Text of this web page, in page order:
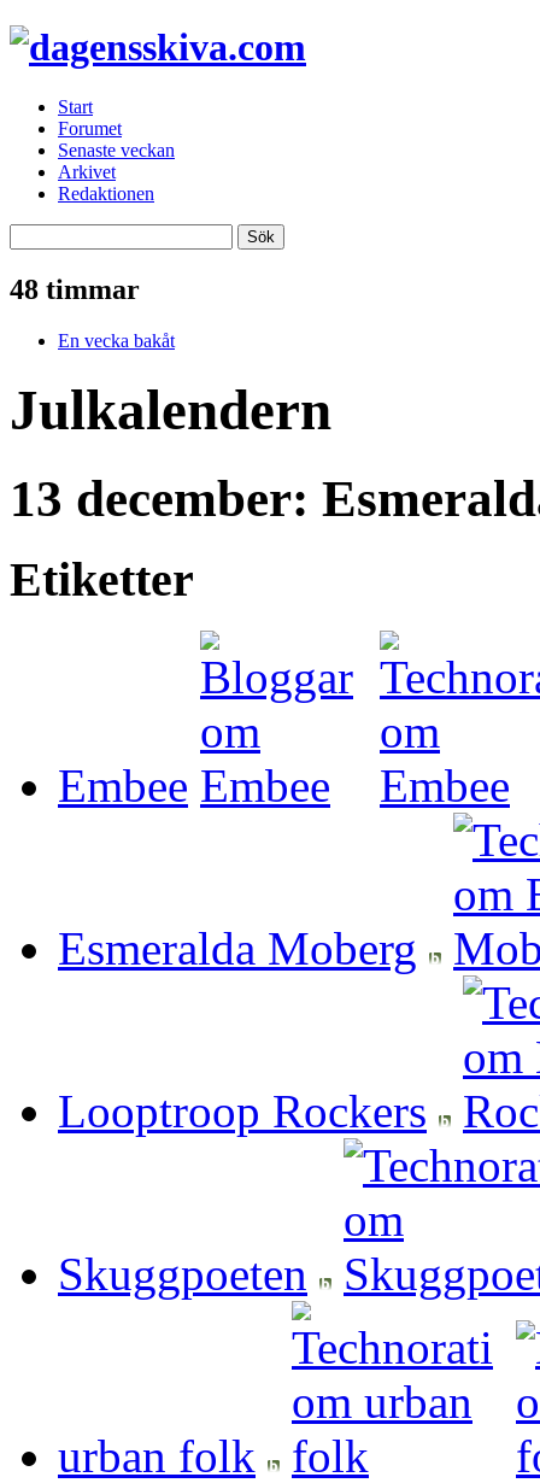
Start
Forumet
Senaste veckan
Arkivet
Redaktionen
48 timmar
En vecka bakåt
Julkalendern
13 december:
Etiketter
Embee
Esmeralda Moberg
Looptroop Rockers
Skuggpoeten
urban folk